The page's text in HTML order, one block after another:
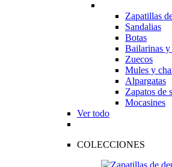
Zapatillas
Sandalias
Botas
Bailarinas y
Zuecos
Mules y
Alpargatas
Zapatos de
Mocasines
Ver todo
COLECCIONES